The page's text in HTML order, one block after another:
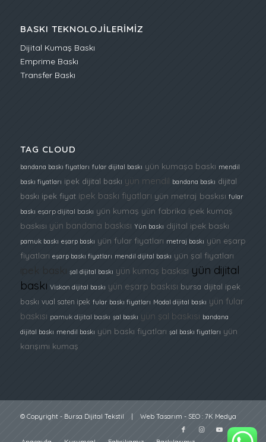
BASKI TEKNOLOJILERIMIZ
Dijital Kumaş Baskı
Emprime Baskı
Transfer Baskı
TAG CLOUD
bandana baskı fiyatları fular dijital baskı yün kumaşa baskı mendil
baskı fiyatları ipek dijital baskı yün mendil bandana baskı dijital
baskı ipek fiyat ipek baskı fiyatları yün metraj baskısı fular
baskı eşarp dijital baskı yün kumaş yün fabrika ipek kumaş
baskısı yün bandana baskısı Yün baskı dijital ipek baskı
pamuk baskı eşarp baskı yün fular fiyatları metraj baskı yün eşarp
fiyatları eşarp baskı fiyatları mendil dijital baskı yün şal fiyatları
şal dijital baskı yün kumaş baskısı yün dijital
baskı Viskon dijital baskı yün eşarp baskısı bursa dijital ipek
baskı vual saten ipek fular baskı fiyatları Modal dijital baskı yün fular
baskısı pamuk dijital baskı şal baskı yün şal baskısı bandana
dijital baskı mendil baskı yün baskı fiyatları şal baskı fiyatları yün
karışımı kumaş
© Copyright - Bursa Dijital Tekstil Web Tasarım - SEO: 7K Medya